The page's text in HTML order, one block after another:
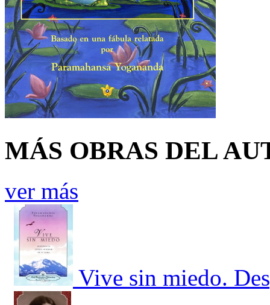
MÁS OBRAS DEL
ver más
Vive sin miedo.